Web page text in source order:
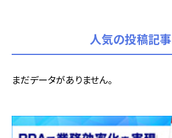
人気の投稿記事
まだデータがありません。